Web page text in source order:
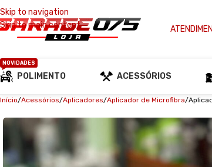
Skip to navigation
Skip to main content
POLIMENTO
NOVIDADES
ACESSÓRIOS
Início Acessórios Aplicadores Aplicador de Microfibra